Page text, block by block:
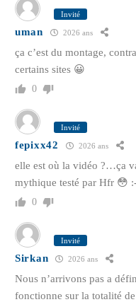
Invité
uman 2026 ans
ça c’est du montage,
certains sites 😀
0
Invité
fepixx42 2026 ans
elle est où la vidéo ?…ça
mythique testé par Hfr 😳
0
Invité
Sirkan 2026 ans
Nous n’arrivons pas a
fonctionne sur la totalité